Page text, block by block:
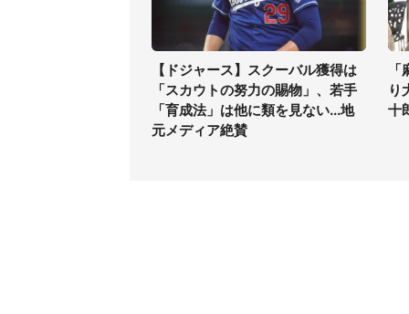
【ドジャース】スクーバル獲得は
「スカウトの努力の賜物」、若手
「育成法」は他に類を見ない...地
元メディア絶賛
り
十